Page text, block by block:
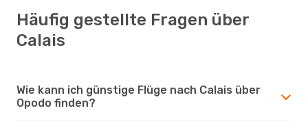
Häufig gestellte Fragen über
Calais
Wie kann ich günstige Flüge nach Calais über
Opodo finden?